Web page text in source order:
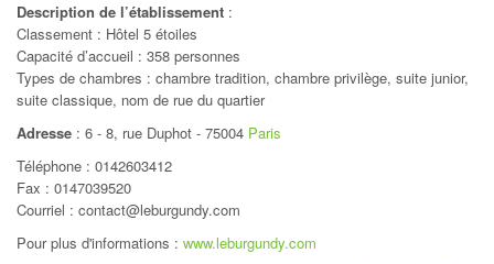
Description de l’établissement :
Classement : Hôtel 5 étoiles
Capacité d’accueil : 358 personnes
Types de chambres : chambre tradition, chambre privilège, suite junior,
suite classique, nom de rue du quartier
Adresse : 6 - 8, rue Duphot - 75004 Paris
Téléphone : 0142603412
Fax : 0147039520
Courriel : contact@leburgundy.com
Pour plus d'informations : www.leburgundy.com